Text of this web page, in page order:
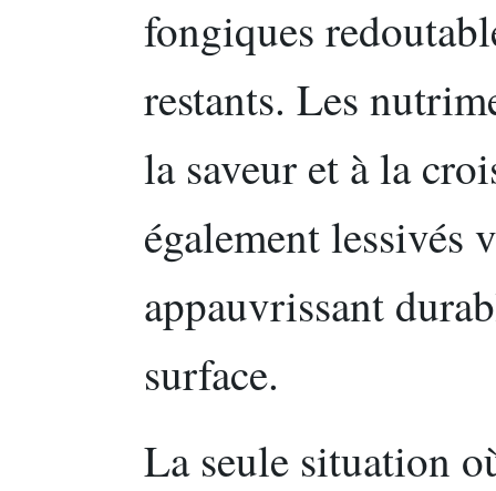
fongiques
restants. Les
la saveur et à la
également lessivés
appauvrissant
surface.
La seule situation